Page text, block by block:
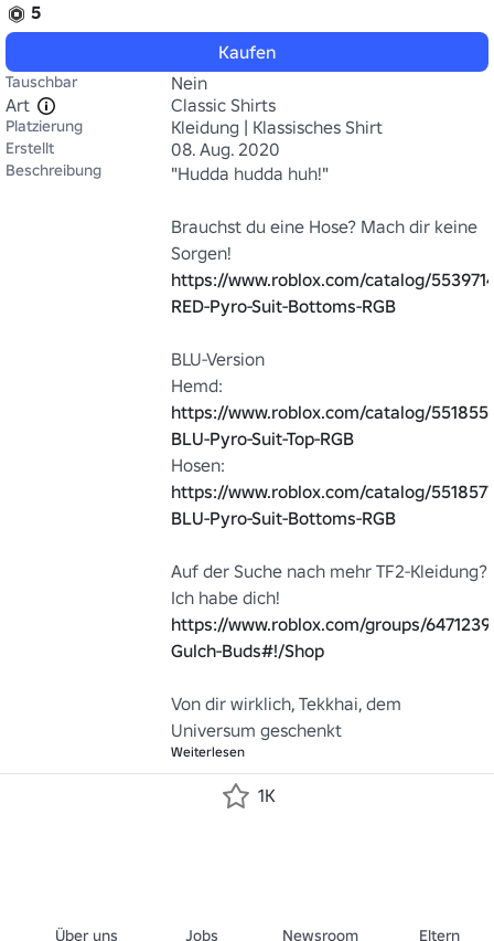
5
Kaufen
Tauschbar
Nein
Art
Classic Shirts
Platzierung Kleidung | Klassisches Shirt
Erstellt 08. Aug. 2020
Beschreibung "Hudda hudda huh!"
Brauchst du eine Hose? Mach dir keine
https://www.roblox.com/catalog/
RED-Pyro-Suit-Bottoms-RGB
BLU-Version
https://www.roblox.com/catalog/
BLU-Pyro-Suit-Top-RGB
https://www.roblox.com/catalog/
BLU-Pyro-Suit-Bottoms-RGB
Auf der Suche nach mehr TF2-Kleidung?
https://www.roblox.com/groups/
Gulch-Buds#!/Shop
Von dir wirklich, Tekkhai, dem
Universum geschenkt
Weiterlesen
1K
Über uns Jobs Newsroom Eltern